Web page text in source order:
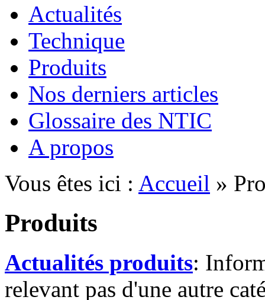
Actualités
Technique
Produits
Nos derniers articles
Glossaire des NTIC
A propos
Vous êtes ici : Accueil »
Produits
Actualités produits:
relevant pas d'une autre